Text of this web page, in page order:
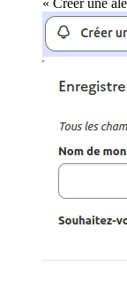
« Créer une